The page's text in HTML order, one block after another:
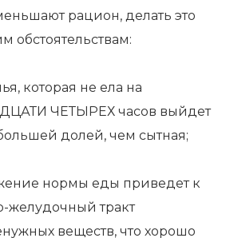
рацион, делать это
обстоятельствам:
которая не ела на
ЧЕТЫРЕХ часов выйдет
долей, чем сытная;
нормы еды приведет к
желудочный тракт
веществ, что хорошо